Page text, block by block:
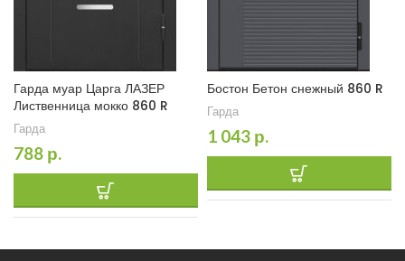
Гарда муар Царга ЛАЗЕР
Лиственница мокко 860 R
Гарда
788 р.
Бостон Бетон снежный 860 R
Гарда
1 043 р.